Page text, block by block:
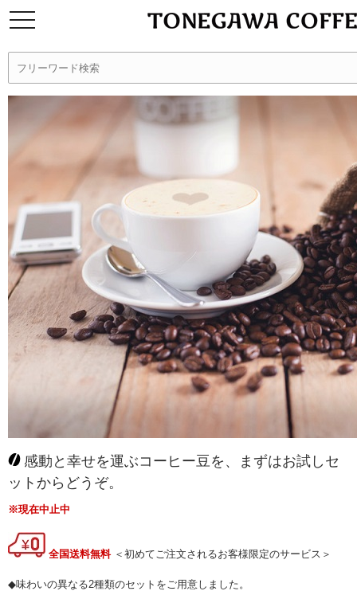
感動と幸せを運ぶコーヒー豆を、まずはお試しセ
ットからどうぞ。
※現在中止中
全国送料無料＜初めてご注文されるお客様限定のサービス＞
◆味わいの異なる2種類のセットをご用意しました。